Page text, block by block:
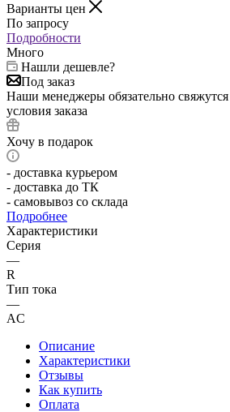
Варианты цен
По запросу
Подробности
Много
Нашли дешевле?
Под заказ
Наши менеджеры обязательно
условия заказа
Хочу в подарок
- доставка курьером
- доставка до ТК
- самовывоз со склада
Подробнее
Характеристики
Серия
—
R
Тип тока
—
AC
Описание
Характеристики
Отзывы
Как купить
Оплата